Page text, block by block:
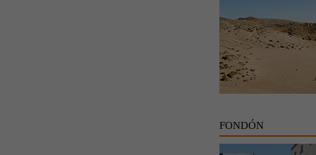
FONDÓN